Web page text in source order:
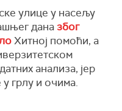
улице у насељу
дана због
Хитној помоћи, а
анализа, јер
грлу и очима.